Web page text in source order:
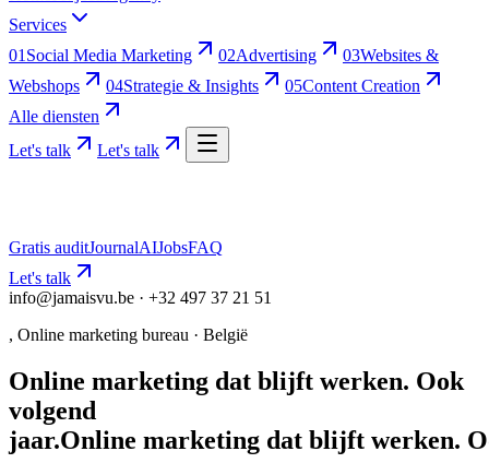
Services
01 Social Media Marketing 02Advertising 03Websites &
Webshops
04Strategie & Insights 05Content Creation
Alle diensten
Let's talk
Let's talk
Gratis auditJournalAIJobsFAQ
Let's talk
info@jamaisvu.be · +32 497 37 21 51
, Online marketing bureau · België
Online marketing dat blijft werken. Ook
volgend
jaar.Online marketing dat blijft werken. O